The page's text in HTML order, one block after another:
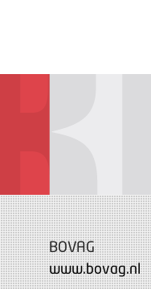
BOVAG
www.bovag.nl